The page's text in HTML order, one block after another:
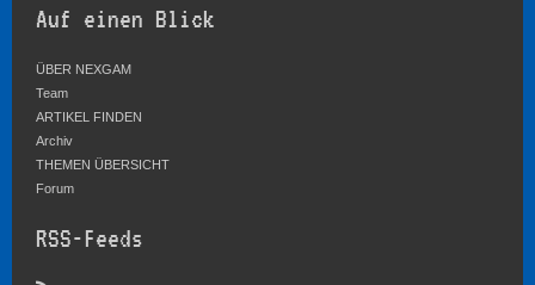
Auf einen Blick
ÜBER NEXGAM
Team
ARTIKEL FINDEN
Archiv
THEMEN ÜBERSICHT
Forum
RSS-Feeds